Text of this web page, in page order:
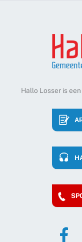
Hallo Losser is